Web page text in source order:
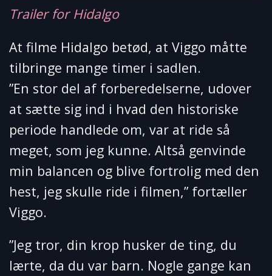
Trailer for Hidalgo
At filme Hidalgo betød, at Viggo måtte
tilbringe mange timer i sadlen.
”En stor del af forberedelserne, udover
at sætte sig ind i hvad den historiske
periode handlede om, var at ride så
meget, som jeg kunne. Altså genvinde
min balancen og blive fortrolig med den
hest, jeg skulle ride i filmen,” fortæller
Viggo.
”Jeg tror, din krop husker de ting, du
lærte, da du var barn. Nogle gange kan